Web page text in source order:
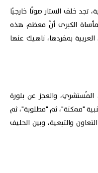
تجد خلف الستار صوتًا خارجيًا
الكبرى أنّ معظم هذه
بمفردها، ناهيك عنها
والعجز عن بلورة
"ممكنة"، ثم "مطلوبة"، ثم
والتبعية، وبين الحليف